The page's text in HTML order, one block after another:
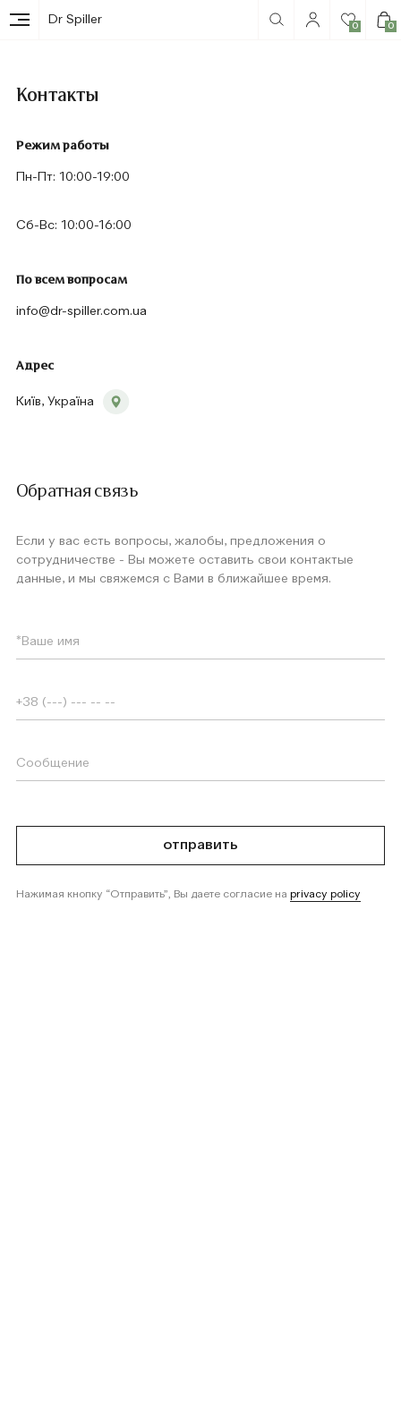
Dr Spiller
0 0
Контакты
Режим работы
Пн-Пт: 10:00-19:00
Сб-Вс: 10:00-16:00
По всем вопросам
info@dr-spiller.com.ua
Адрес
Київ, Україна
Обратная связь
Если у вас есть вопросы, жалобы, предложения о
сотрудничестве - Вы можете оставить свои контактые
данные, и мы свяжемся с Вами в ближайшее время.
отправить
Нажимая кнопку “Отправить”, Вы даете согласие на privacy policy